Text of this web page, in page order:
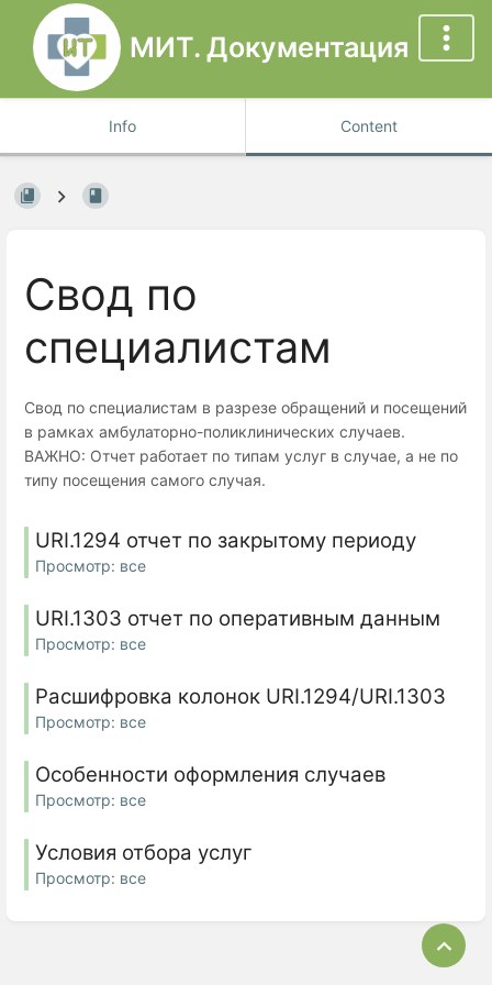
МИТ. Документация
Info Content
Свод по
специалистам
Свод по специалистам в разрезе обращений и посещений
в рамках амбулаторно-поликлинических случаев.
ВАЖНО: Отчет работает по типам услуг в случае, а не по
типу посещения самого случая.
URI.1294 отчет по закрытому периоду
Просмотр: все
URI.1303 отчет по оперативным данным
Просмотр: все
Расшифровка колонок URI.1294/URI.1303
Просмотр: все
Особенности оформления случаев
Просмотр: все
Условия отбора услуг
Просмотр: все